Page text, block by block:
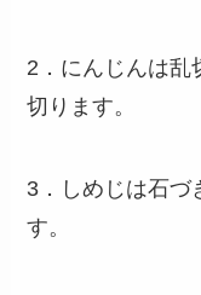
2．にんじんは乱
切ります。
3．しめじは石づ
す。